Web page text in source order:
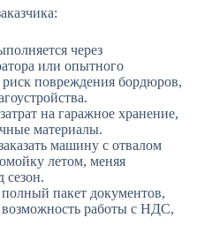
через
или опытного
риск повреждения бордюров,
на гаражное хранение,
материалы.
машину с отвалом
летом, меняя
сезон.
полный пакет документов,
работы с НДС,